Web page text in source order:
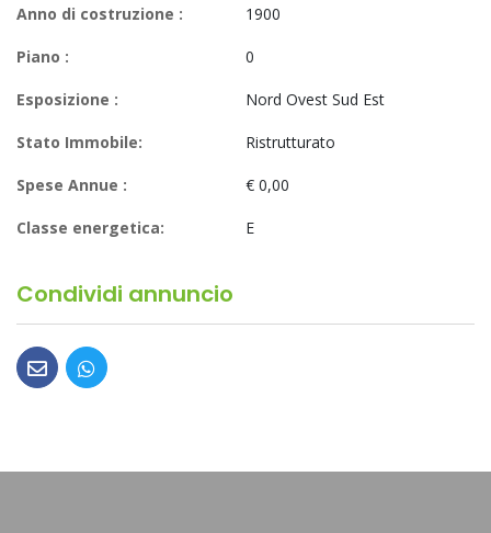
Anno di costruzione : 1900
Piano : 0
Esposizione : Nord Ovest Sud Est
Stato Immobile: Ristrutturato
Spese Annue : € 0,00
Classe energetica: E
Condividi annuncio